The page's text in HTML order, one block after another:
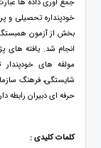
خودپنداره تحصیلی و
انجام شد. یافته های
مولفه های
شایستگی، فرهنگ
حرفه ای دبیران رابطه
کلمات کلیدی :